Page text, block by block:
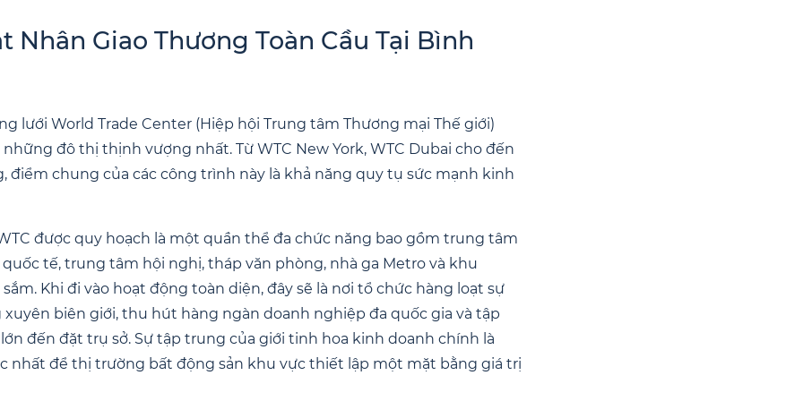
Nhân Giao Thương Toàn Cầu Tại Bình
lưới World Trade Center (Hiệp hội Trung tâm Thương mại Thế giới)
đô thị thịnh vượng nhất. Từ WTC New York, WTC Dubai cho đến
điểm chung của các công trình này là khả năng quy tụ sức mạnh kinh
được quy hoạch là một quần thể đa chức năng bao gồm trung tâm
tế, trung tâm hội nghị, tháp văn phòng, nhà ga Metro và khu
Khi đi vào hoạt động toàn diện, đây sẽ là nơi tổ chức hàng loạt sự
biên giới, thu hút hàng ngàn doanh nghiệp đa quốc gia và tập
đến đặt trụ sở. Sự tập trung của giới tinh hoa kinh doanh chính là
nhất để thị trường bất động sản khu vực thiết lập một mặt bằng giá trị